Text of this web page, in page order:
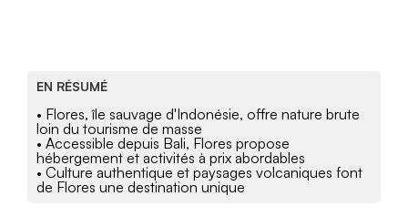
EN RÉSUMÉ
• Flores, île sauvage d'Indonésie, offre nature brute
loin du tourisme de masse
• Accessible depuis Bali, Flores propose
hébergement et activités à prix abordables
• Culture authentique et paysages volcaniques font
de Flores une destination unique